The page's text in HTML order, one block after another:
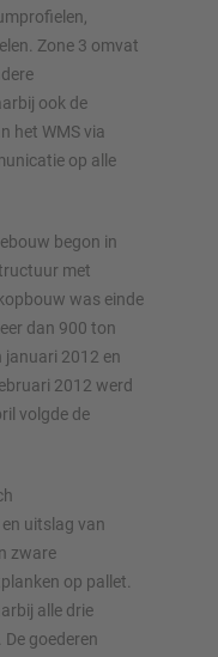
Zone 3 omvat
ook de
het WMS via
op alle
begon in
met
was einde
dan 900 ton
2012 en
2012 werd
volgde de
uitslag van
zware
op pallet.
alle drie
goederen